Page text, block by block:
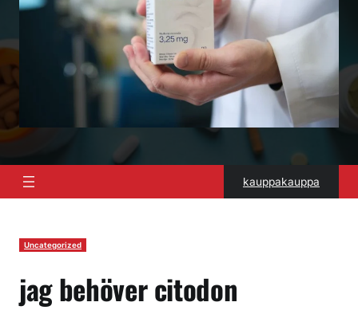
kauppakauppa
Uncategorized
jag behöver citodon